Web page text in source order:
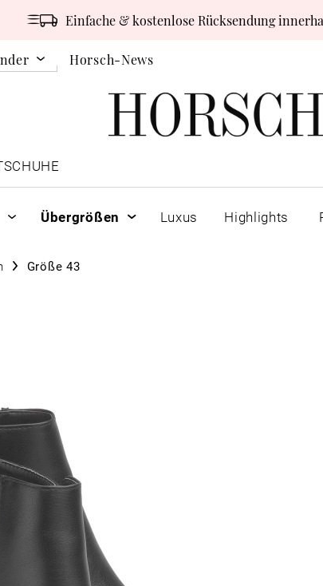
Einfache & kostenlose Rücksendung
Horsch-News
Übergrößen Luxus Highlights
Größe 43